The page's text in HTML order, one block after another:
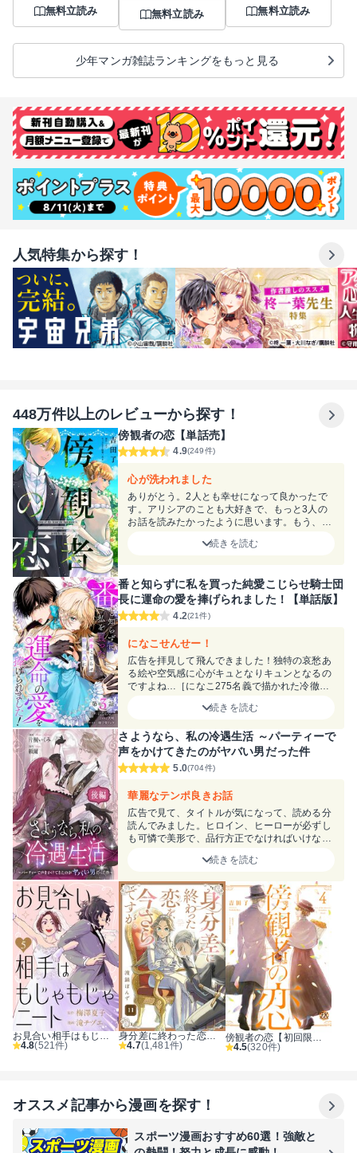
無料立読み 無料立読み 無料立読み
少年マンガ雑誌ランキングをもっと見る
人気特集から探す！
448万件以上のレビューから探す！
傍観者の恋【単話売】
4.9(249件)
心が洗われました
ありがとう。2人とも幸せになって良かったで
す。アリシアのことも大好きで、もっと3人の
お話を読みたかったように思います。もう、、
続きを読む
番と知らずに私を買った純愛こじらせ騎士団
長に運命の愛を捧げられました！【単話版】
4.2(21件)
になこせんせー！
広告を拝見して飛んできました！独特の哀愁あ
る絵や空気感に心がキュとなりキュンとなるの
ですよね…［になこ275名義で描かれた冷徹王
めですが気になった方はそちらもぜひ。
続きを読む
さようなら、私の冷遇生活 ～パーティーで
声をかけてきたのがヤバい男だった件
5.0(704件)
華麗なテンポ良きお話
広告で見て、タイトルが気になって、読める分
読んでみました。ヒロイン、ヒーローが必ずし
も可憐で美形で、品行方正でなければいけない
ちで、表情豊かで、息の合った掛け合いが面白
試しじゃ足らずに買っちゃうやつですよ。
続きを読む
お見合い相手はもじゃもじゃニート
4.8(521件)
身分差に終わった恋を、今さらですが。
4.7(1,481件)
傍観者の恋【初回限定ペーパー付】【電子限定特典付】
4.5(320件)
オススメ記事から漫画を探す！
スポーツ漫画おすすめ60選！強敵と